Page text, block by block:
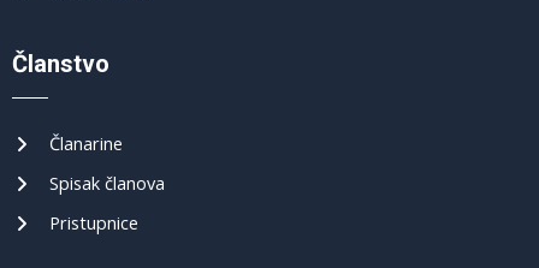
Članstvo
Članarine
Spisak članova
Pristupnice